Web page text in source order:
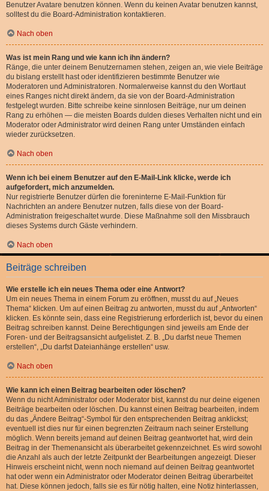
Benutzer Avatare benutzen können. Wenn du keinen Avatar benutzen kannst,
solltest du die Board-Administration kontaktieren.
Nach oben
Was ist mein Rang und wie kann ich ihn ändern?
Ränge, die unter deinem Benutzernamen stehen, zeigen an, wie viele Beiträge
du bislang erstellt hast oder identifizieren bestimmte Benutzer wie
Moderatoren und Administratoren. Normalerweise kannst du den Wortlaut
eines Ranges nicht direkt ändern, da sie von der Board-Administration
festgelegt wurden. Bitte schreibe keine sinnlosen Beiträge, nur um deinen
Rang zu erhöhen — die meisten Boards dulden dieses Verhalten nicht und ein
Moderator oder Administrator wird deinen Rang unter Umständen einfach
wieder zurücksetzen.
Nach oben
Wenn ich bei einem Benutzer auf den E-Mail-Link klicke, werde ich
aufgefordert, mich anzumelden.
Nur registrierte Benutzer dürfen die foreninterne E-Mail-Funktion für
Nachrichten an andere Benutzer nutzen, falls diese von der Board-
Administration freigeschaltet wurde. Diese Maßnahme soll den Missbrauch
dieses Systems durch Gäste verhindern.
Nach oben
Beiträge schreiben
Wie erstelle ich ein neues Thema oder eine Antwort?
Um ein neues Thema in einem Forum zu eröffnen, musst du auf „Neues
Thema“ klicken. Um auf einen Beitrag zu antworten, musst du auf „Antworten“
klicken. Es könnte sein, dass eine Registrierung erforderlich ist, bevor du einen
Beitrag schreiben kannst. Deine Berechtigungen sind jeweils am Ende der
Foren- und der Beitragsansicht aufgelistet. Z. B. „Du darfst neue Themen
erstellen“, „Du darfst Dateianhänge erstellen“ usw.
Nach oben
Wie kann ich einen Beitrag bearbeiten oder löschen?
Wenn du nicht Administrator oder Moderator bist, kannst du nur deine eigenen
Beiträge bearbeiten oder löschen. Du kannst einen Beitrag bearbeiten, indem
du das „Ändere Beitrag“-Symbol für den entsprechenden Beitrag anklickst;
eventuell ist dies nur für einen begrenzten Zeitraum nach seiner Erstellung
möglich. Wenn bereits jemand auf deinen Beitrag geantwortet hat, wird dein
Beitrag in der Themenansicht als überarbeitet gekennzeichnet. Es wird sowohl
die Anzahl als auch der letzte Zeitpunkt der Bearbeitungen angezeigt. Dieser
Hinweis erscheint nicht, wenn noch niemand auf deinen Beitrag geantwortet
hat oder wenn ein Administrator oder Moderator deinen Beitrag überarbeitet
hat. Diese können jedoch, falls sie es für nötig halten, eine Notiz hinterlassen,